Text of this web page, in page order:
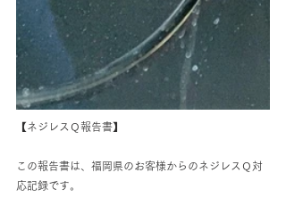
【ネジレスＱ報告書】
この報告書は、福岡県のお客様からのネジレスＱ対
応記録です。